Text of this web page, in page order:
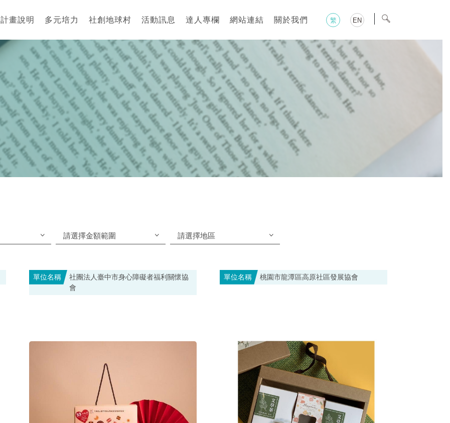
計畫說明 多元培力 社創地球村 活動訊息 達人專欄 網站連結 關於我們 繁 EN
單位名稱
社團法人臺中市身心障礙者福利關懷協
會
單位名稱 桃園市龍潭區高原社區發展協會